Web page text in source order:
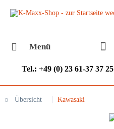
Tel.: +49 (0) 23 61-37 37 25
Menü
Übersicht Kawasaki